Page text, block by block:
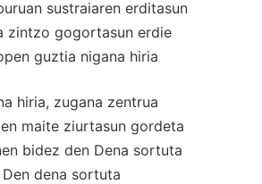
sustraiaren erditasun
zintzo gogortasun erdie
guztia nigana hiria
hiria, zugana zentrua
maite ziurtasun gordeta
bidez den Dena sortuta
Den dena sortuta